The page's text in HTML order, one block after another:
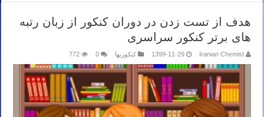
هدف از تست زدن در دوران کنکور از زبان رتبه
های برتر کنکور سراسری
Iranian Chemist
1399-11-29 کنکوریها 0
772